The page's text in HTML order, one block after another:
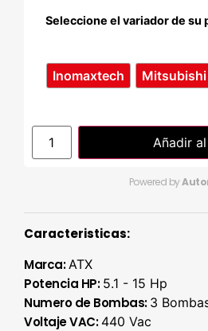
Seleccione el variador de su
Inomaxtech Mitsubishi
Añadir
Powered by
Caracteristicas:
Marca: ATX
Potencia HP: 5.1 - 15 Hp
Numero de Bombas: 3
Voltaje VAC: 440 Vac